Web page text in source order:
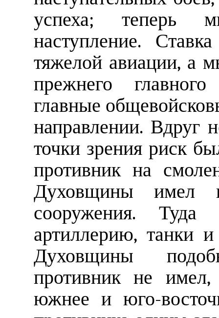
успеха; теперь
наступление.
тяжелой авиации, а
прежнего
главные
направлении. Вдруг
точки зрения риск
противник на
Духовщины имел
сооружения.
артиллерию, танки
Духовщины
противник не
южнее и юго-